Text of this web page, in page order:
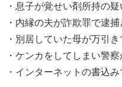
・息子が覚せい剤所持の
・内縁の夫が詐欺罪で逮
・別居していた母が万引
・ケンカをしてしまい警
・インターネットの書込